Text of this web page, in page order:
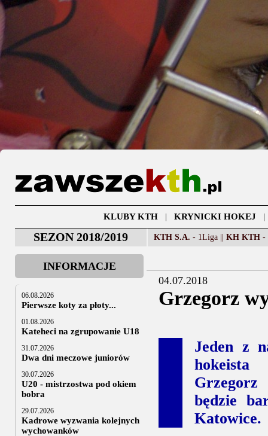
KLUBY KTH| KRYNICKI HOKEJ
SEZON 2018/2019 KTH S.A. - 1Liga || KH KTH -
INFORMACJE
06.08.2026
Pierwsze koty za płoty...
01.08.2026
Kateheci na zgrupowanie U18
31.07.2026
Dwa dni meczowe juniorów
30.07.2026
U20 - mistrzostwa pod okiem
bobra
29.07.2026
Kadrowe wyzwania kolejnych
wychowanków
04.07.2018
Grzegorz
Jeden z
hokeista
będzie
Katowice.